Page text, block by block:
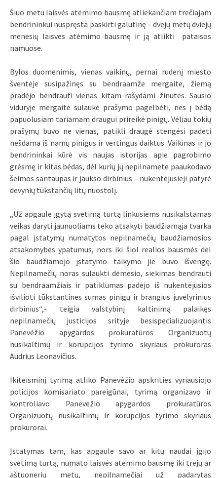
Šiuo metu laisvės atėmimo bausmę atliekančiam trečiajam
bendrininkui nuspręsta paskirti galutinę – dvejų metų dviejų
mėnesių laisvės atėmimo bausmę ir ją atlikti pataisos
namuose.
Bylos duomenimis, vienas vaikinų, pernai rudenį miesto
šventėje susipažinęs su bendraamže mergaite, žiemą
pradėjo bendrauti vienas kitam rašydami žinutes. Sausio
viduryje mergaitė sulaukė prašymo pagelbėti, nes į bėdą
papuolusiam tariamam draugui prireikė pinigų. Vėliau tokių
prašymų buvo ne vienas, patikli draugė stengėsi padėti
nešdama iš namų pinigus ir vertingus daiktus. Vaikinas ir jo
bendrininkai kūrė vis naujas istorijas apie pagrobimo
grėsmę ir kitas bėdas, dėl kurių jų nepilnametė paaukodavo
šeimos santaupas ir jaukso dirbinius – nukentėjusieji patyrė
devynių tūkstančių litų nuostolį.
„Už apgaule įgytą svetimą turtą linkusiems nusikalstamas
veikas daryti jaunuoliams teko atsakyti baudžiamąja tvarka
pagal įstatymų numatytos nepilnamečių baudžiamosios
atsakomybės ypatumus, nors iki šiol realios bausmės dėl
šio baudžiamojo įstatymo taikymo jie buvo išvengę.
Nepilnamečių noras sulaukti dėmesio, siekimas bendrauti
su bendraamžiais ir patiklumas padėjo iš nukentėjusios
išvilioti tūkstantines sumas pinigų ir brangius juvelyrinius
dirbinius“,- teigia valstybinį kaltinimą palaikęs
nepilnamečių justicijos srityje besispecializuojantis
Panevėžio apygardos prokuratūros Organizuotų
nusikaltimų ir korupcijos tyrimo skyriaus prokuroras
Audrius Leonavičius.
Ikiteisminį tyrimą atliko Panevėžio apskrities vyriausiojo
policijos komisariato pareigūnai, tyrimą organizavo ir
kontroliavo Panevėžio apygardos prokuratūros
Organizuotų nusikaltimų ir korupcijos tyrimo skyriaus
prokurorai.
Įstatymas tam, kas apgaule savo ar kitų naudai įgijo
svetimą turtą, numato laisvės atėmimo bausmę iki trejų ar
aštuonerių metų, nepilnamečiai už padarytas